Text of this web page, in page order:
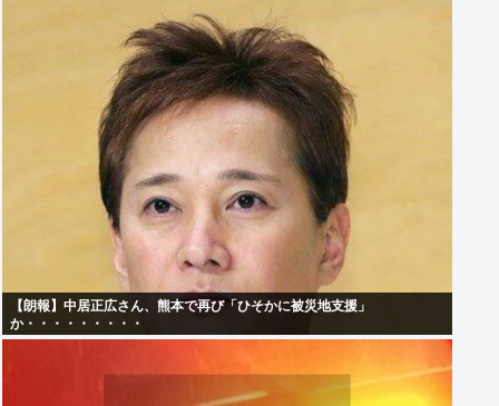
【朗報】中居正広さん、熊本で再び「ひそかに被災地支援」
か・・・・・・・・・